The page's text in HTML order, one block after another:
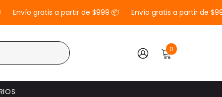
Envío gratis a partir de $999 📦 Envío gratis a partir de $999
0 0